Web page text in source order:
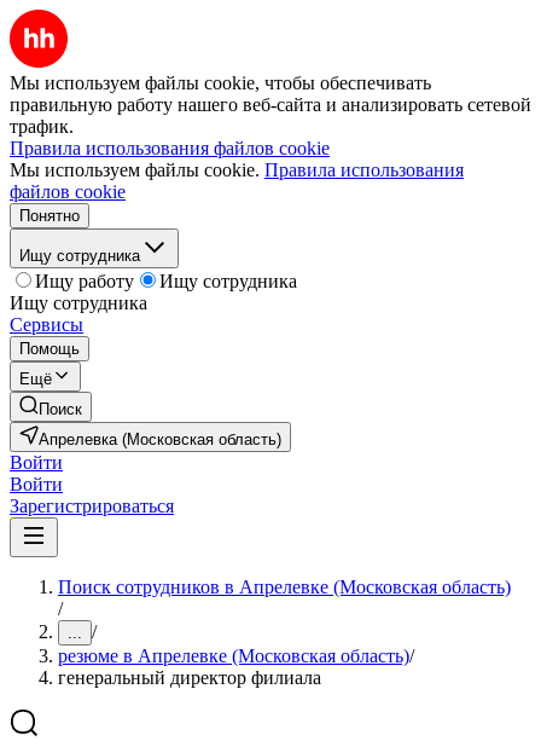
Мы используем файлы cookie, чтобы обеспечивать
правильную работу нашего веб-сайта и анализировать сетевой
трафик.
Правила использования файлов cookie
Мы используем файлы cookie. Правила использования
файлов cookie
Понятно
Ищу сотрудника
Ищу работу
Ищу сотрудника
Ищу сотрудника
Сервисы
Помощь
Ещё
Поиск
Апрелевка (Московская область)
Войти
Войти
Зарегистрироваться
Поиск сотрудников в Апрелевке (Московская область)
/
... /
резюме в Апрелевке (Московская область)/
генеральный директор филиала